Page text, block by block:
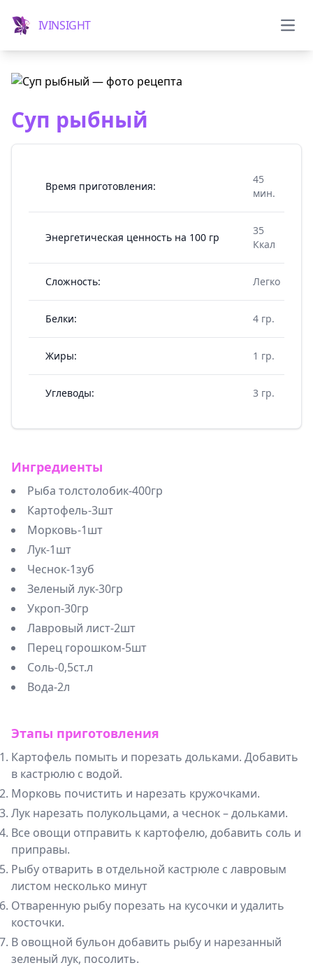
IVINSIGHT
Суп рыбный
Время приготовления:
45
мин.
Энергетическая ценность на 100 гр
35
Ккал
Сложность: Легко
Белки: 4 гр.
Жиры: 1 гр.
Углеводы: 3 гр.
Ингредиенты
Рыба толстолобик-400гр
Картофель-3шт
Морковь-1шт
Лук-1шт
Чеснок-1зуб
Зеленый лук-30гр
Укроп-30гр
Лавровый лист-2шт
Перец горошком-5шт
Соль-0,5ст.л
Вода-2л
Этапы приготовления
Картофель помыть и порезать дольками. Добавить
в кастрюлю с водой.
Морковь почистить и нарезать кружочками.
Лук нарезать полукольцами, а чеснок – дольками.
Все овощи отправить к картофелю, добавить соль и
приправы.
Рыбу отварить в отдельной кастрюле с лавровым
листом несколько минут
Отваренную рыбу порезать на кусочки и удалить
косточки.
В овощной бульон добавить рыбу и нарезанный
зеленый лук, посолить.